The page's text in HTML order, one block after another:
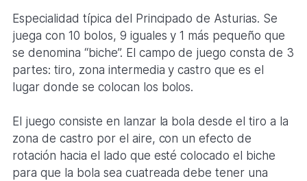
Especialidad típica del Principado de Asturias. Se
juega con 10 bolos, 9 iguales y 1 más pequeño que
se denomina “biche”. El campo de juego consta de 3
partes: tiro, zona intermedia y castro que es el
lugar donde se colocan los bolos.
El juego consiste en lanzar la bola desde el tiro a la
zona de castro por el aire, con un efecto de
rotación hacia el lado que esté colocado el biche
para que la bola sea cuatreada debe tener una